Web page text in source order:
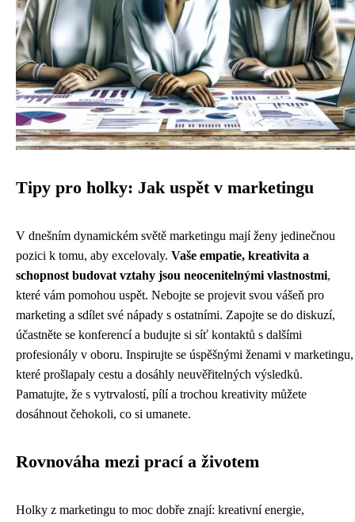
Tipy pro holky: Jak uspět v marketingu
V dnešním dynamickém světě marketingu mají ženy jedinečnou
pozici k tomu, aby excelovaly. Vaše empatie, kreativita a
schopnost budovat vztahy jsou neocenitelnými vlastnostmi,
které vám pomohou uspět. Nebojte se projevit svou vášeň pro
marketing a sdílet své nápady s ostatními. Zapojte se do diskuzí,
účastněte se konferencí a budujte si síť kontaktů s dalšími
profesionály v oboru. Inspirujte se úspěšnými ženami v marketingu,
které prošlapaly cestu a dosáhly neuvěřitelných výsledků.
Pamatujte, že s vytrvalostí, pílí a trochou kreativity můžete
dosáhnout čehokoli, co si umanete.
Rovnováha mezi prací a životem
Holky z marketingu to moc dobře znají: kreativní energie,